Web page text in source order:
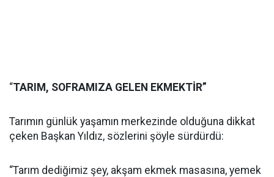
“TARIM, SOFRAMIZA GELEN EKMEKTİR”
Tarımın günlük yaşamın merkezinde olduğuna dikkat
çeken Başkan Yıldız, sözlerini şöyle sürdürdü:
“Tarım dediğimiz şey, akşam ekmek masasına, yemek